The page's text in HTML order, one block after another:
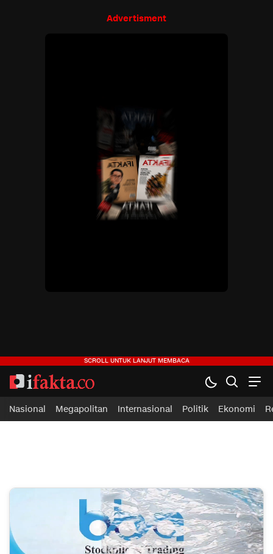
Advertisment
ifakta.co
#pastibenar
Nasional Megapolitan Internasional Politik Ekonomi